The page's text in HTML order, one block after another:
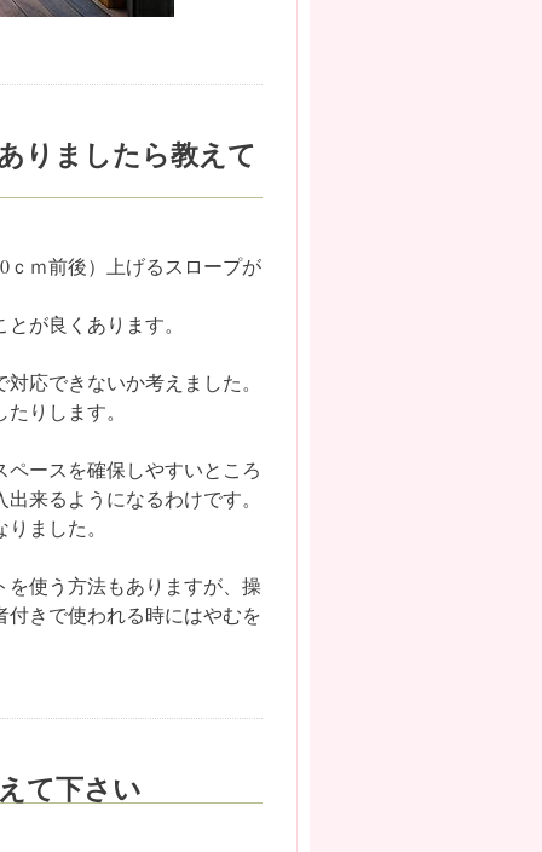
りましたら教えて
ｍ前後）上げるスロープが
が良くあります。
応できないか考えました。
りします。
ースを確保しやすいところ
来るようになるわけです。
ました。
使う方法もありますが、操
きで使われる時にはやむを
て下さい